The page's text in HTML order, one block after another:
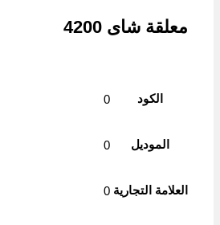
معلقة شاى 4200
الكود 0
الموديل 0
العلامة التجارية 0